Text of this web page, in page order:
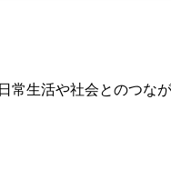
生活や社会とのつな